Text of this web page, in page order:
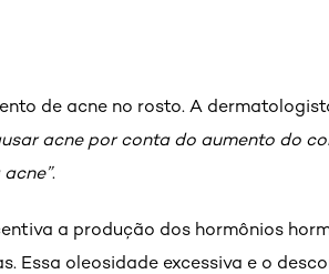
de acne no rosto. A
acne por conta do aumento do
.
a produção dos hormônios
Essa oleosidade excessiva e o